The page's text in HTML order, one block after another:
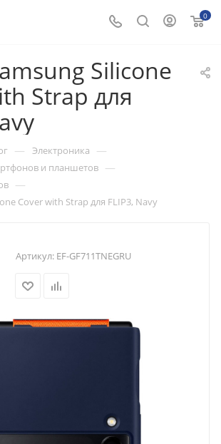
0
Silicone
Strap для
— Электроника —
и планшетов —
—
Cover with Strap для FLIP3, Navy
Артикул: EF-GF711TNEGRU